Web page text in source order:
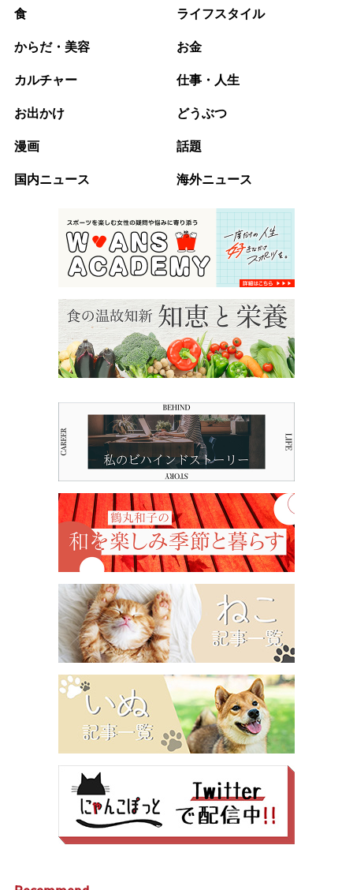
食 ライフスタイル
からだ・美容 お金
カルチャー 仕事・人生
お出かけ どうぶつ
漫画 話題
国内ニュース 海外ニュース